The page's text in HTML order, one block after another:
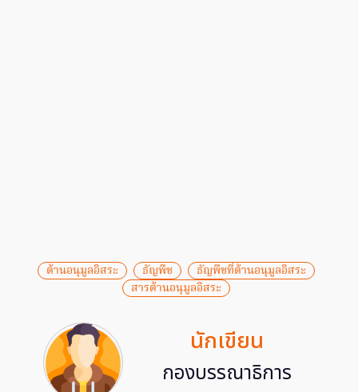
ต้านอนุมูลอิสระ ธัญพืช
ธัญพืชที่ต้านอนุมูลอิสระ
สารต้านอนุมูลอิสระ
นักเขียน
กองบรรณาธิการ